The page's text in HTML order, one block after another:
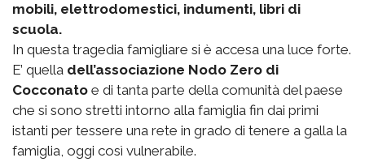
mobili, elettrodomestici, indumenti, libri di
scuola.
In questa tragedia famigliare si è accesa una luce forte.
E’ quella dell’associazione Nodo Zero di
Cocconato e di tanta parte della comunità del paese
che si sono stretti intorno alla famiglia fin dai primi
istanti per tessere una rete in grado di tenere a galla la
famiglia, oggi così vulnerabile.